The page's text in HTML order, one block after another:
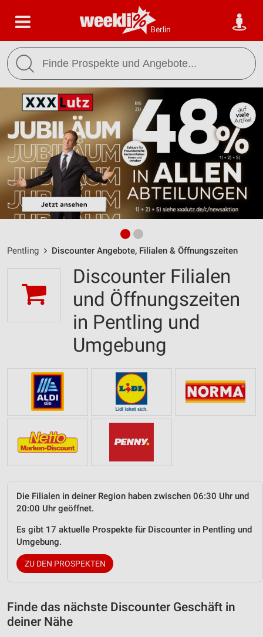
Berlin
Pentling Discounter Angebote, Filialen & Öffnungszeiten
Discounter Filialen
und Öffnungszeiten
in Pentling und
Umgebung
Die Filialen in deiner Region haben zwischen 06:30 Uhr und
20:00 Uhr geöffnet.
Es gibt 17 aktuelle Prospekte für Discounter in Pentling und
Umgebung.
ZU DEN PROSPEKTEN
Finde das nächste Discounter Geschäft in
deiner Nähe